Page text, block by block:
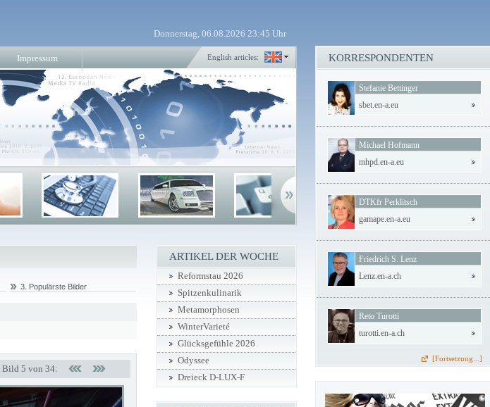
Donnerstag, 06.08.2026 23:45 Uhr
Impressum English articles:
3. Populärste Bilder
Bild 5 von 34:
ARTIKEL DER WOCHE
Reformstau 2026
Spitzenkulinarik
Metamorphosen
WinterVarieté
Glücksgefühle 2026
Odyssee
Dreieck D-LUX-F
KORRESPONDENTEN
Stefanie Bettinger
sbet.en-a.eu
Michael Hofmann
mhpd.en-a.eu
DTKfr Perklitsch
gamape.en-a.eu
Friedrich S. Lenz
Lenz.en-a.ch
Reto Turotti
turotti.en-a.ch
[Fortsetzung...]